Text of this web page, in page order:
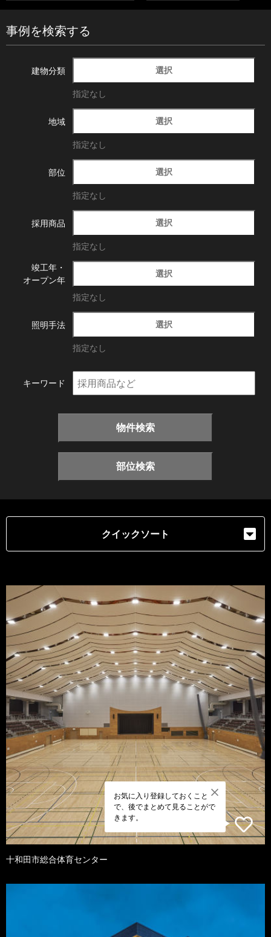
事例を検索する
建物分類 選択
指定なし
地域 選択
指定なし
部位 選択
指定なし
採用商品 選択
指定なし
竣工年・
オープン年
選択
指定なし
照明手法 選択
指定なし
キーワード
物件検索
部位検索
クイックソート
お気に入り登録しておくこと
で、後でまとめて見ることがで
きます。
十和田市総合体育センター